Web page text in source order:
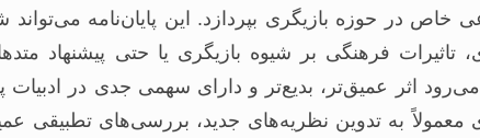
خاص در حوزه بازیگری بپردازد. این پایان‌نامه
تاثیرات فرهنگی بر شیوه بازیگری یا حتی پیشنهاد
می‌رود اثر عمیق‌تر، بدیع‌تر و دارای سهمی جدی در
معمولاً به تدوین نظریه‌های جدید، بررسی‌های تطبیقی